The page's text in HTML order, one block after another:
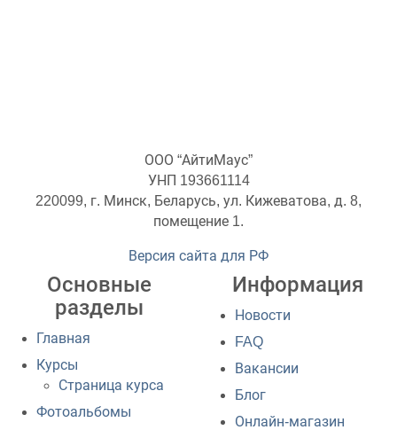
ООО “АйтиМаус”
УНП 193661114
220099, г. Минск, Беларусь, ул. Кижеватова, д. 8,
помещение 1.
Версия сайта для РФ
Основные
разделы
Главная
Курсы
Страница курса
Фотоальбомы
Информация
Новости
FAQ
Вакансии
Блог
Онлайн-магазин